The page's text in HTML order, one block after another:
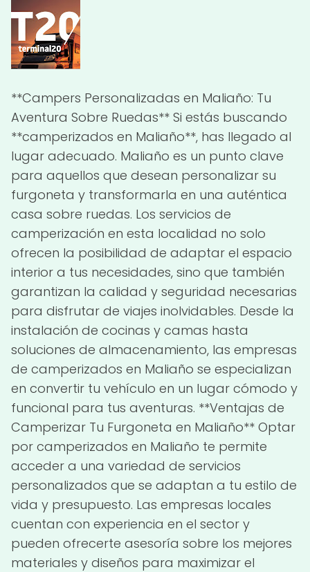
**Campers Personalizadas en Maliaño: Tu
Aventura Sobre Ruedas** Si estás buscando
**camperizados en Maliaño**, has llegado al
lugar adecuado. Maliaño es un punto clave
para aquellos que desean personalizar su
furgoneta y transformarla en una auténtica
casa sobre ruedas. Los servicios de
camperización en esta localidad no solo
ofrecen la posibilidad de adaptar el espacio
interior a tus necesidades, sino que también
garantizan la calidad y seguridad necesarias
para disfrutar de viajes inolvidables. Desde la
instalación de cocinas y camas hasta
soluciones de almacenamiento, las empresas
de camperizados en Maliaño se especializan
en convertir tu vehículo en un lugar cómodo y
funcional para tus aventuras. **Ventajas de
Camperizar Tu Furgoneta en Maliaño** Optar
por camperizados en Maliaño te permite
acceder a una variedad de servicios
personalizados que se adaptan a tu estilo de
vida y presupuesto. Las empresas locales
cuentan con experiencia en el sector y
pueden ofrecerte asesoría sobre los mejores
materiales y diseños para maximizar el